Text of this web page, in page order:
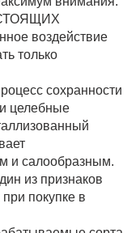
воздействие
только
сохранности
целебные
и салообразным.
из признаков
покупке в